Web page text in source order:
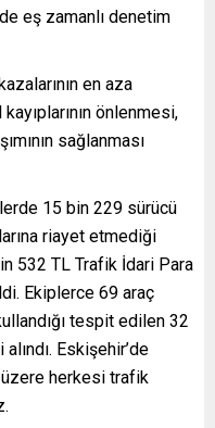
eş zamanlı denetim
en aza
önlenmesi,
sağlanması
15 bin 229 sürücü
riayet etmediği
532 TL Trafik İdari Para
Ekiplerce 69 araç
tespit edilen 32
Eskişehir’de
herkesi trafik